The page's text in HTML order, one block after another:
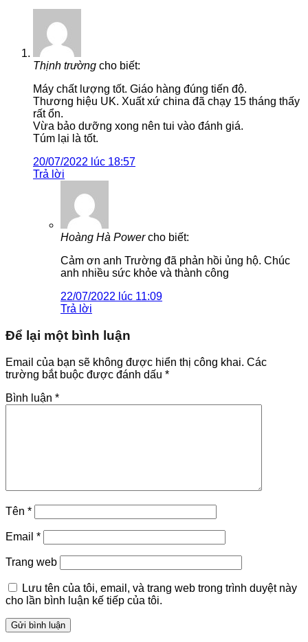
Thịnh trường cho biết:
Máy chất lượng tốt. Giáo hàng đúng tiến độ.
Thương hiệu UK. Xuất xứ china đã chạy 15 tháng thấy
rất ổn.
Vừa bảo dưỡng xong nên tui vào đánh giá.
Túm lại là tốt.
20/07/2022 lúc 18:57
Trả lời
Hoàng Hà Power cho biết:
Cảm ơn anh Trường đã phản hồi ủng hộ. Chúc
anh nhiều sức khỏe và thành công
22/07/2022 lúc 11:09
Trả lời
Để lại một bình luận
Email của bạn sẽ không được hiển thị công khai. Các
trường bắt buộc được đánh dấu *
Bình luận *
Tên *
Email *
Trang web
Lưu tên của tôi, email, và trang web trong trình duyệt này
cho lần bình luận kế tiếp của tôi.